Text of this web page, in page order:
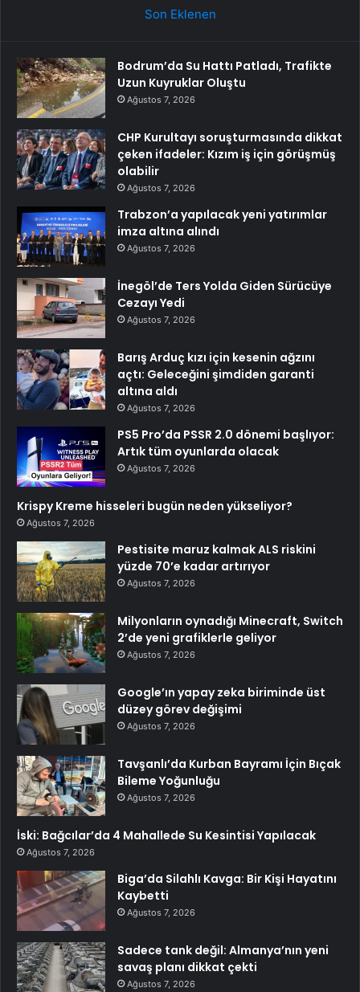
Son Eklenen
Bodrum’da Su Hattı Patladı, Trafikte
Uzun Kuyruklar Oluştu
Ağustos 7, 2026
CHP Kurultayı soruşturmasında dikkat
çeken ifadeler: Kızım iş için görüşmüş
olabilir
Ağustos 7, 2026
Trabzon’a yapılacak yeni yatırımlar
imza altına alındı
Ağustos 7, 2026
İnegöl’de Ters Yolda Giden Sürücüye
Cezayı Yedi
Ağustos 7, 2026
Barış Arduç kızı için kesenin ağzını
açtı: Geleceğini şimdiden garanti
altına aldı
Ağustos 7, 2026
PS5 Pro’da PSSR 2.0 dönemi başlıyor:
Artık tüm oyunlarda olacak
Ağustos 7, 2026
Krispy Kreme hisseleri bugün neden yükseliyor?
Ağustos 7, 2026
Pestisite maruz kalmak ALS riskini
yüzde 70’e kadar artırıyor
Ağustos 7, 2026
Milyonların oynadığı Minecraft, Switch
2’de yeni grafiklerle geliyor
Ağustos 7, 2026
Google’ın yapay zeka biriminde üst
düzey görev değişimi
Ağustos 7, 2026
Tavşanlı’da Kurban Bayramı İçin Bıçak
Bileme Yoğunluğu
Ağustos 7, 2026
İski: Bağcılar’da 4 Mahallede Su Kesintisi Yapılacak
Ağustos 7, 2026
Biga’da Silahlı Kavga: Bir Kişi Hayatını
Kaybetti
Ağustos 7, 2026
Sadece tank değil: Almanya’nın yeni
savaş planı dikkat çekti
Ağustos 7, 2026